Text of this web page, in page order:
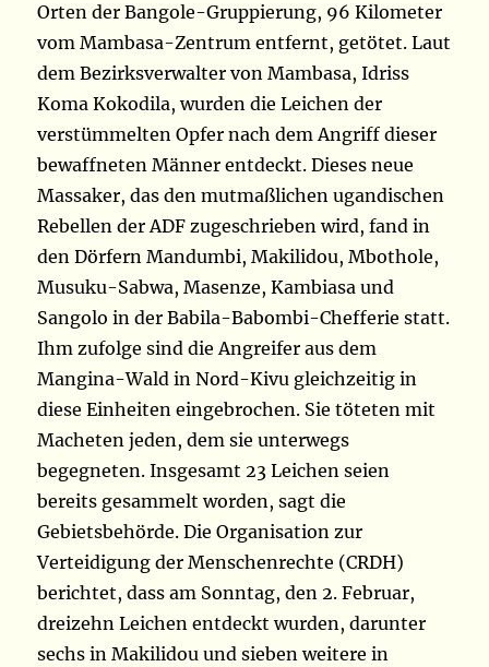
Orten der Bangole-Gruppierung, 96 Kilometer
vom Mambasa-Zentrum entfernt, getötet. Laut
dem Bezirksverwalter von Mambasa, Idriss
Koma Kokodila, wurden die Leichen der
verstümmelten Opfer nach dem Angriff dieser
bewaffneten Männer entdeckt. Dieses neue
Massaker, das den mutmaßlichen ugandischen
Rebellen der ADF zugeschrieben wird, fand in
den Dörfern Mandumbi, Makilidou, Mbothole,
Musuku-Sabwa, Masenze, Kambiasa und
Sangolo in der Babila-Babombi-Chefferie statt.
Ihm zufolge sind die Angreifer aus dem
Mangina-Wald in Nord-Kivu gleichzeitig in
diese Einheiten eingebrochen. Sie töteten mit
Macheten jeden, dem sie unterwegs
begegneten. Insgesamt 23 Leichen seien
bereits gesammelt worden, sagt die
Gebietsbehörde. Die Organisation zur
Verteidigung der Menschenrechte (CRDH)
berichtet, dass am Sonntag, den 2. Februar,
dreizehn Leichen entdeckt wurden, darunter
sechs in Makilidou und sieben weitere in